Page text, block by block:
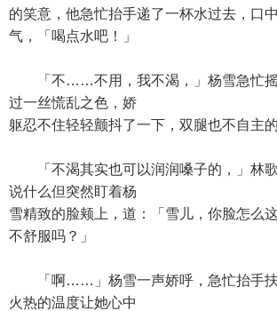
的笑意，他急忙抬手递了一杯水过去，口
气，「喝点水吧！」
「不……不用，我不渴，」杨雪急忙摇
过一丝慌乱之色，娇
躯忍不住轻轻颤抖了一下，双腿也不自主的
「不渴其实也可以润润嗓子的，」林
说什么但突然盯着杨
雪精致的脸颊上，道：「雪儿，你脸怎么
不舒服吗？」
「啊……」杨雪一声娇呼，急忙抬手扶
火热的温度让她心中